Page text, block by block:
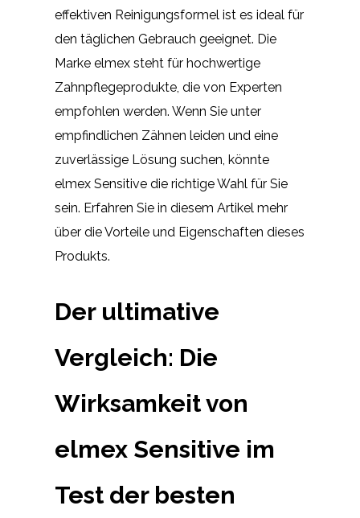
effektiven Reinigungsformel ist es ideal für
den täglichen Gebrauch geeignet. Die
Marke elmex steht für hochwertige
Zahnpflegeprodukte, die von Experten
empfohlen werden. Wenn Sie unter
empfindlichen Zähnen leiden und eine
zuverlässige Lösung suchen, könnte
elmex Sensitive die richtige Wahl für Sie
sein. Erfahren Sie in diesem Artikel mehr
über die Vorteile und Eigenschaften dieses
Produkts.
Der ultimative
Vergleich: Die
Wirksamkeit von
elmex Sensitive im
Test der besten